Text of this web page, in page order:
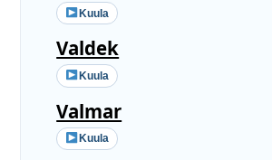
Kuula
Valdek
Kuula
Valmar
Kuula